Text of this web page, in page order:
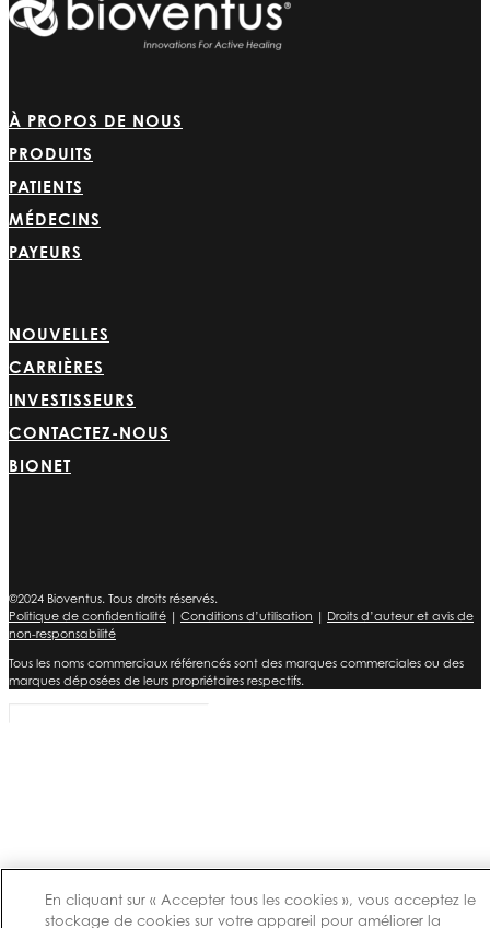
À PROPOS DE NOUS
PRODUITS
PATIENTS
MÉDECINS
PAYEURS
NOUVELLES
CARRIÈRES
INVESTISSEURS
CONTACTEZ-NOUS
BIONET
©2024 Bioventus. Tous droits réservés.
Politique de confidentialité | Conditions d’utilisation | Droits d’auteur et avis de
non-responsabilité
Tous les noms commerciaux référencés sont des marques commerciales ou des
marques déposées de leurs propriétaires respectifs.
En cliquant sur « Accepter tous les cookies », vous acceptez le
stockage de cookies sur votre appareil pour améliorer la